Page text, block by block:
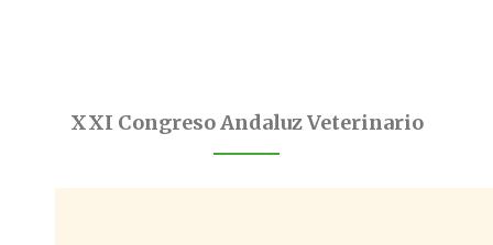
XXI Congreso Andaluz Veterinario